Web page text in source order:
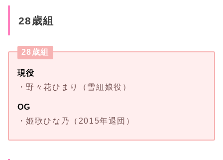
28歳組
28歳組
現役
・野々花ひまり（雪組娘役）
OG
・姫歌ひな乃（2015年退団）